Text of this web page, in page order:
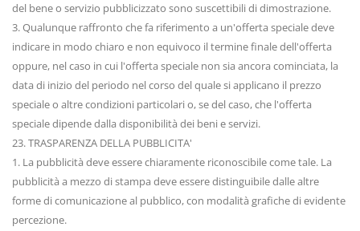
del bene o servizio pubblicizzato sono suscettibili di dimostrazione.
3. Qualunque raffronto che fa riferimento a un'offerta speciale deve
indicare in modo chiaro e non equivoco il termine finale dell'offerta
oppure, nel caso in cui l'offerta speciale non sia ancora cominciata, la
data di inizio del periodo nel corso del quale si applicano il prezzo
speciale o altre condizioni particolari o, se del caso, che l'offerta
speciale dipende dalla disponibilità dei beni e servizi.
23. TRASPARENZA DELLA PUBBLICITA'
1. La pubblicità deve essere chiaramente riconoscibile come tale. La
pubblicità a mezzo di stampa deve essere distinguibile dalle altre
forme di comunicazione al pubblico, con modalità grafiche di evidente
percezione.